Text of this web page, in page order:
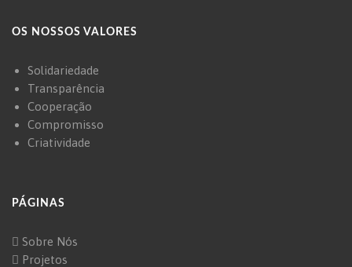
OS NOSSOS VALORES
Solidariedade
Transparência
Cooperação
Compromisso
Criatividade
PÁGINAS
Sobre Nós
Projetos